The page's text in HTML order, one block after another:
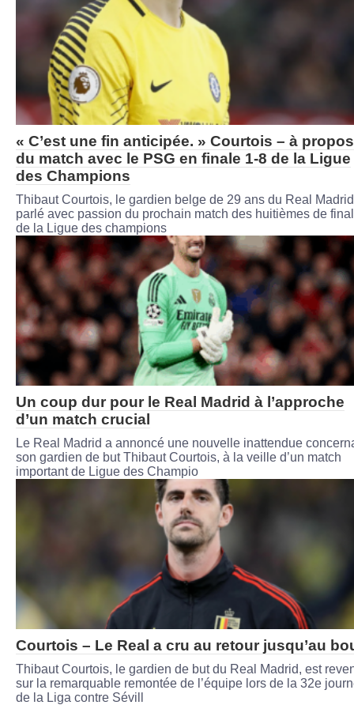
« C’est une fin anticipée. » Courtois – à propos
du match avec le PSG en finale 1-8 de la Ligue
des Champions
Thibaut Courtois, le gardien belge de 29 ans du Real
parlé avec passion du prochain match des huitièmes de
de la Ligue des champions
Un coup dur pour le Real Madrid à l’approche
d’un match crucial
Le Real Madrid a annoncé une nouvelle inattendue
son gardien de but Thibaut Courtois, à la veille d’un match
important de Ligue des Champio
Courtois – Le Real a cru au retour jusqu’au
Thibaut Courtois, le gardien de but du Real Madrid, est
sur la remarquable remontée de l’équipe lors de la 32e
de la Liga contre Sévill